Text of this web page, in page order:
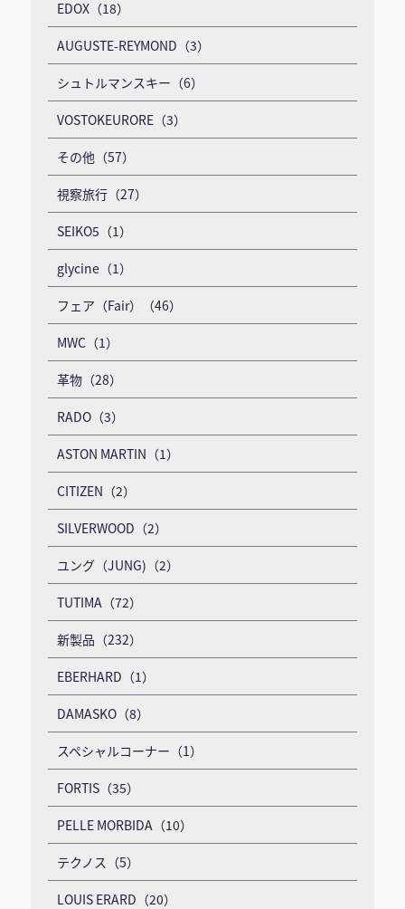
EDOX（18）
AUGUSTE-REYMOND（3）
シュトルマンスキー（6）
VOSTOKEURORE（3）
その他（57）
視察旅行（27）
SEIKO5（1）
glycine（1）
フェア（Fair）（46）
MWC（1）
革物（28）
RADO（3）
ASTON MARTIN（1）
CITIZEN（2）
SILVERWOOD（2）
ユング（JUNG)（2）
TUTIMA（72）
新製品（232）
EBERHARD（1）
DAMASKO（8）
スペシャルコーナー（1）
FORTIS（35）
PELLE MORBIDA（10）
テクノス（5）
LOUIS ERARD（20）